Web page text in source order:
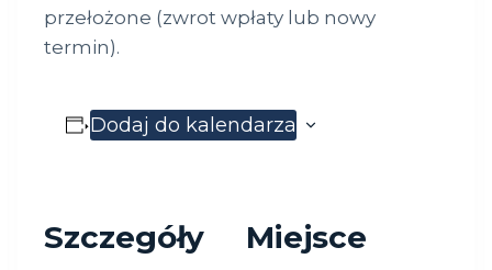
przełożone (zwrot wpłaty lub nowy
termin).
Dodaj do kalendarza
Szczegóły Miejsce